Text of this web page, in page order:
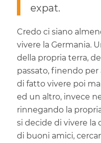
expat.
Credo ci siano
vivere la Germania.
della propria terra,
passato, finendo
di fatto vivere poi
ed un altro, invece
rinnegando la
si decide di vivere
di buoni amici,